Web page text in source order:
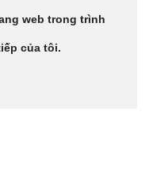
web trong trình
của tôi.